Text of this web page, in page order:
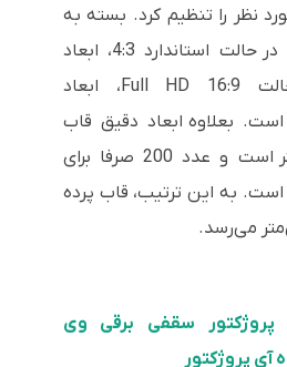
نظر را تنظیم کرد. بسته به
نوع ویدئو پروژکتور در حالت استاندارد 4:3، ابعاد
150*200 و در حالت Full HD 16:9، ابعاد
نیاز است. بعلاوه ابعاد دقیق قاب
پرده بیشتر از 2 متر است و عدد 200 صرفا برای
به این ترتیب، قاب پرده
پروژکتور سقفی برقی وی